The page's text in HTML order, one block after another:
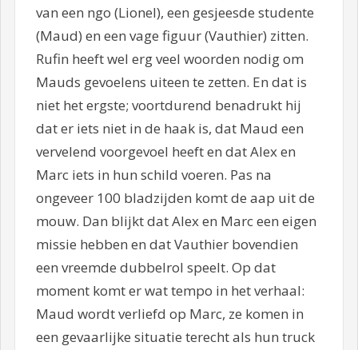
van een ngo (Lionel), een gesjeesde studente
(Maud) en een vage figuur (Vauthier) zitten.
Rufin heeft wel erg veel woorden nodig om
Mauds gevoelens uiteen te zetten. En dat is
niet het ergste; voortdurend benadrukt hij
dat er iets niet in de haak is, dat Maud een
vervelend voorgevoel heeft en dat Alex en
Marc iets in hun schild voeren. Pas na
ongeveer 100 bladzijden komt de aap uit de
mouw. Dan blijkt dat Alex en Marc een eigen
missie hebben en dat Vauthier bovendien
een vreemde dubbelrol speelt. Op dat
moment komt er wat tempo in het verhaal:
Maud wordt verliefd op Marc, ze komen in
een gevaarlijke situatie terecht als hun truck